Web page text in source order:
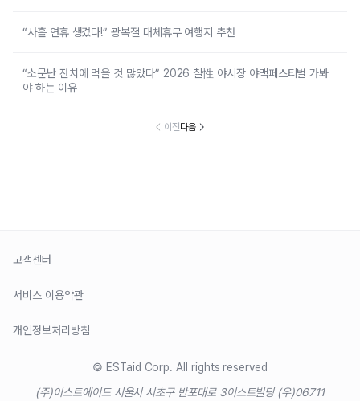
“사흘 연휴 생겼다!” 광복절 대체휴무 여행지 추천
“소문난 잔치에 먹을 것 많았다” 2026 칠性 야시장 야맥페스티벌 가봐
야 하는 이유
이전다음
고객센터
서비스 이용약관
개인정보처리방침
© ESTaid Corp. All rights reserved
(주)이스트에이드 서울시 서초구 반포대로 3이스트빌딩 (우)06711